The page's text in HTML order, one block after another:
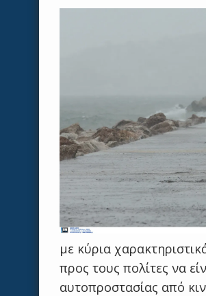
με κύρια
προς τους πολίτες να
αυτοπροστασίας από